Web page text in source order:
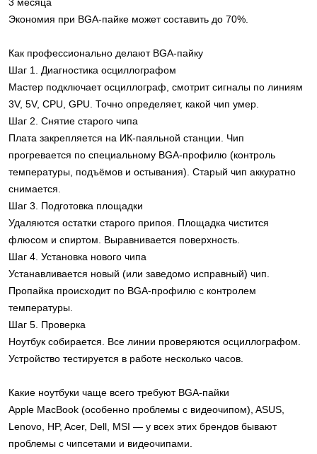
Экономия при BGA-пайке может составить до 70%.
Как профессионально делают BGA-пайку
Шаг 1. Диагностика осциллографом
Мастер подключает осциллограф, смотрит сигналы по линиям
3V, 5V, CPU, GPU. Точно определяет, какой чип умер.
Шаг 2. Снятие старого чипа
Плата закрепляется на ИК-паяльной станции. Чип
прогревается по специальному BGA-профилю (контроль
температуры, подъёмов и остывания). Старый чип аккуратно
снимается.
Шаг 3. Подготовка площадки
Удаляются остатки старого припоя. Площадка чистится
флюсом и спиртом. Выравнивается поверхность.
Шаг 4. Установка нового чипа
Устанавливается новый (или заведомо исправный) чип.
Пропайка происходит по BGA-профилю с контролем
температуры.
Шаг 5. Проверка
Ноутбук собирается. Все линии проверяются осциллографом.
Устройство тестируется в работе несколько часов.
Какие ноутбуки чаще всего требуют BGA-пайки
Apple MacBook (особенно проблемы с видеочипом), ASUS,
Lenovo, HP, Acer, Dell, MSI — у всех этих брендов бывают
проблемы с чипсетами и видеочипами.